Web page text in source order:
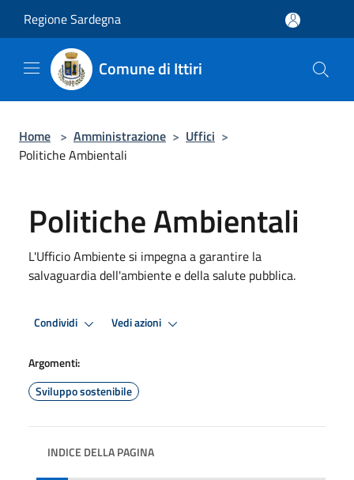
Regione Sardegna
Comune di Ittiri
Home > Amministrazione > Uffici >
Politiche Ambientali
Politiche Ambientali
L'Ufficio Ambiente si impegna a garantire la
salvaguardia dell'ambiente e della salute pubblica.
Condividi Vedi azioni
Argomenti:
Sviluppo sostenibile
INDICE DELLA PAGINA